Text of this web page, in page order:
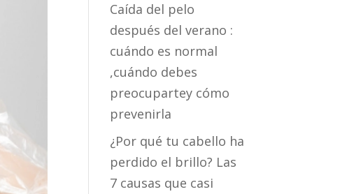
Caída del pelo
después del verano :
cuándo es normal
,cuándo debes
preocupartey cómo
prevenirla
¿Por qué tu cabello ha
perdido el brillo? Las
7 causas que casi